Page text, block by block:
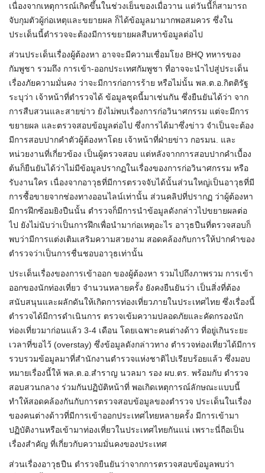
เนื่องจากเหตุการณ์เกิดขึ้นในช่วงเย็นของเมื่อวาน แต่วันนี้ก็สามารถ
จับกุมตัวผู้ก่อเหตุและขยายผล ก็ได้ข้อมูลมามากพอสมควร ซึ่งใน
ประเด็นนี้ตำรวจจะต้องมีการขยายผลสืบหาข้อมูลต่อไป
ส่วนประเด็นเรื่องผู้ต้องหา อาจจะมีความเชื่อมโยง BHQ ทหารของ
กัมพูชา รวมถึง การเข้า-ออกประเทศกัมพูชา ที่อาจจะนำไปสู่ประเด็น
เรื่องภัยความมั่นคง ว่าจะมีการก่อการร้าย หรือไม่นั้น พล.ต.อ.กิตติรัฐ
ระบุว่า เจ้าหน้าที่ตำรวจได้ ข้อมูลชุดนี้มาเช่นกัน ซึ่งยืนยันได้ว่า จาก
การสืบสวนและสายข่าว ยังไม่พบเรื่องการก่อวินาศกรรม แต่จะมีการ
ขยายผล และตรวจสอบข้อมูลต่อไป ซึ่งการได้มาซึ่งข่าว จำเป็นจะต้อง
มีการสอบปากคำตัวผู้ต้องหาโดย เจ้าหน้าที่ฝ่ายข่าว กอรมน. และ
หน่วยงานที่เกี่ยวข้อง เป็นผู้ตรวจสอบ แต่หลังจากการสอบปากคำเบื้อง
ต้นก็ยืนยันได้ว่าไม่มีข้อมูลปรากฏในเรื่องของการก่อวินาศกรรม หรือ
รับงานใคร เนื่องจากอาวุธที่มีการตรวจจับได้นั้นส่วนใหญ่เป็นอาวุธที่มี
การซื้อขายจากช่องทางออนไลน์เท่านั้น ส่วนคลิปที่ปรากฏ ว่าผู้ต้องหา
มีการฝึกซ้อมยิงปืนนั้น ตำรวจก็มีการนำข้อมูลดังกล่าวไปขยายผลต่อ
ไป ยังไม่นับว่าเป็นการฝึกเพื่อนำมาก่อเหตุอะไร อาวุธปืนที่ตรวจสอบก็
พบว่ามีการแต่งเติมเสริมความสวยงาม สอดคล้องกับการให้ปากคำของ
ตำรวจว่าเป็นการชื่นชอบอาวุธเท่านั้น
ประเด็นเรื่องของการเข้าออก ของผู้ต้องหา รวมไปถึงภาพรวม การเข้า
ออกของนักท่องเที่ยว จำนวนหลายครั้ง ยังคงยืนยันว่า เป็นสิ่งที่ต้อง
สนับสนุนและผลักดันให้เกิดการท่องเที่ยวภายในประเทศไทย ซึ่งเรื่องนี้
ตำรวจได้มีการดำเนินการ ตรวจเข้มความปลอดภัยและคัดกรองนัก
ท่องเที่ยวมาก่อนแล้ว 3-4 เดือน โดยเฉพาะคนต่างด้าว ที่อยู่เกินระยะ
เวลาที่ขอไว้ (overstay) ซึ่งข้อมูลดังกล่าวทาง ตำรวจท่องเที่ยวได้มีการ
รวบรวมข้อมูลมาที่สำนักงานตำรวจแห่งชาติไปเรียบร้อยแล้ว ซึ่งมอบ
หมายเรื่องนี้ให้ พล.ต.อ.สำราญ นวลมา รอง ผบ.ตร. พร้อมกับ ตำรวจ
สอบสวนกลาง ร่วมกันปฏิบัติหน้าที่ พอเกิดเหตุการณ์ลักษณะแบบนี้
ทำให้สอดคล้องกันกับการตรวจสอบข้อมูลของตำรวจ ประเด็นในเรื่อง
ของคนต่างด้าวที่มีการเข้าออกประเทศไทยหลายครั้ง มีการเข้ามา
ปฏิบัติงานหรือเข้ามาท่องเที่ยวในประเทศไทยกันแน่ เพราะนี่ถือเป็น
เรื่องสำคัญ ที่เกี่ยวกับความมั่นคงของประเทศ
ส่วนเรื่องอาวุธปืน ตำรวจยืนยันว่าจากการตรวจสอบข้อมูลพบว่า